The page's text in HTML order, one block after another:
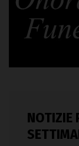
NOTIZIE